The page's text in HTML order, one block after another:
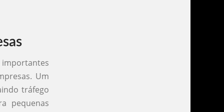
importantes
Um
tráfego
pequenas